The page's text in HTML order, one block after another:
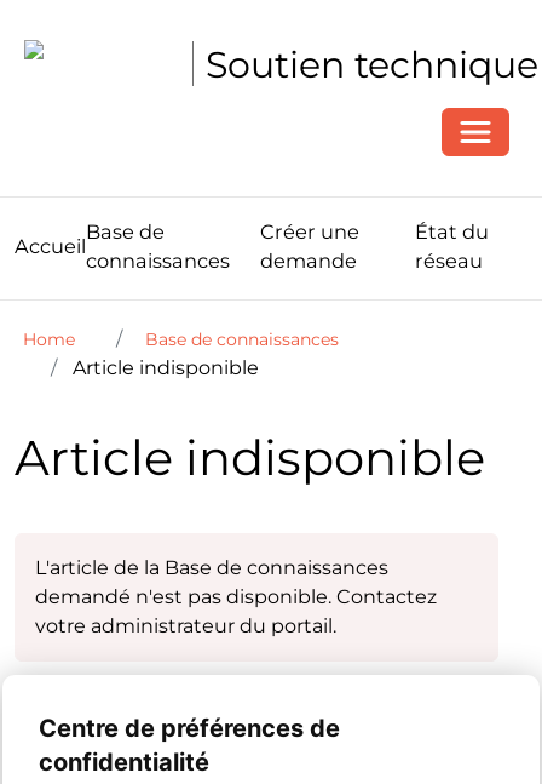
Soutien technique
Accueil
Base de
connaissances
Créer une
demande
État du
réseau
Home Base de connaissances
Article indisponible
Article indisponible
L'article de la Base de connaissances
demandé n'est pas disponible. Contactez
votre administrateur du portail.
Centre de préférences de
confidentialité